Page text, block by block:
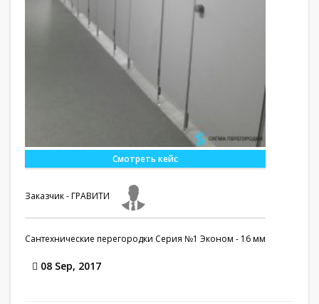
Смотреть кейс
Заказчик - ГРАВИТИ
Сантехнические перегородки Серия №1 Эконом - 16 мм
08 Sep, 2017